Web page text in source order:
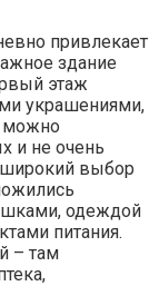
привлекает
здание
этаж
украшениями,
можно
и не очень
широкий выбор
одеждой
питания.
– там